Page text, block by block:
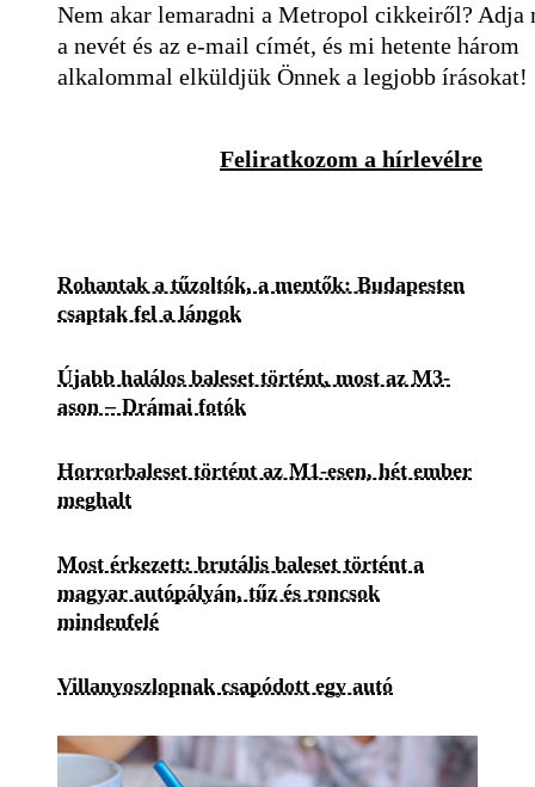
Nem akar lemaradni a Metropol cikkeiről? Adja
a nevét és az e-mail címét, és mi hetente három
alkalommal elküldjük Önnek a legjobb írásokat!
Feliratkozom a hírlevélre
Rohantak a tűzoltók, a mentők: Budapesten
csaptak fel a lángok
Újabb halálos baleset történt, most az M3-
ason – Drámai fotók
Horrorbaleset történt az M1-esen, hét ember
meghalt
Most érkezett: brutális baleset történt a
magyar autópályán, tűz és roncsok
mindenfelé
Villanyoszlopnak csapódott egy autó